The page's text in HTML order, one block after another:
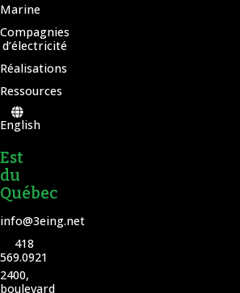
Marine
Compagnies
d’électricité
Réalisations
Ressources
English
Est
du
Québec
info@3eing.net
418
569.0921
2400,
boulevard